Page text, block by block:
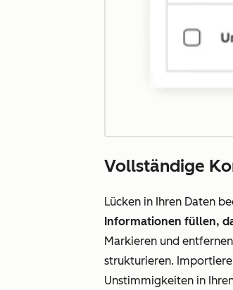
Vollständige
Lücken in Ihren Daten
Informationen füllen,
Markieren und
strukturieren.
Unstimmigkeiten in